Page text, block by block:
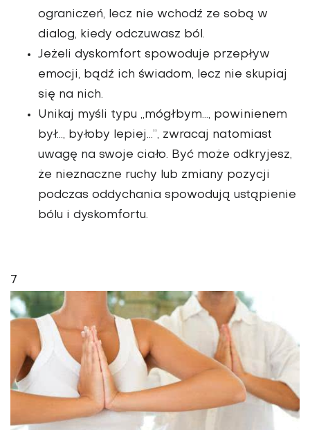
ograniczeń, lecz nie wchodź ze sobą w
dialog, kiedy odczuwasz ból.
Jeżeli dyskomfort spowoduje przepływ
emocji, bądź ich świadom, lecz nie skupiaj
się na nich.
Unikaj myśli typu „mógłbym..., powinienem
był..., byłoby lepiej...”, zwracaj natomiast
uwagę na swoje ciało. Być może odkryjesz,
że nieznaczne ruchy lub zmiany pozycji
podczas oddychania spowodują ustąpienie
bólu i dyskomfortu.
7